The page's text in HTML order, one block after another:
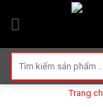
kiếm:
Trang